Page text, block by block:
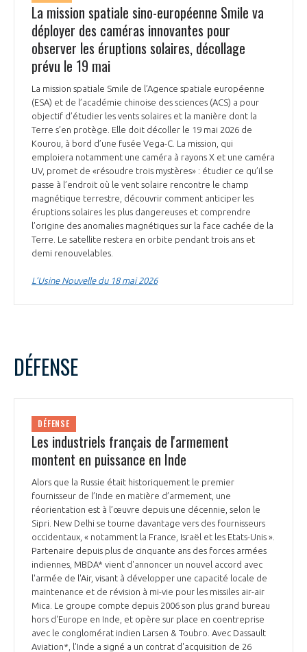
La mission spatiale sino-européenne Smile va
déployer des caméras innovantes pour
observer les éruptions solaires, décollage
prévu le 19 mai
La mission spatiale Smile de l’Agence spatiale européenne
(ESA) et de l’académie chinoise des sciences (ACS) a pour
objectif d’étudier les vents solaires et la manière dont la
Terre s’en protège. Elle doit décoller le 19 mai 2026 de
Kourou, à bord d’une fusée Vega-C. La mission, qui
emploiera notamment une caméra à rayons X et une caméra
UV, promet de «résoudre trois mystères» : étudier ce qu’il se
passe à l’endroit où le vent solaire rencontre le champ
magnétique terrestre, découvrir comment anticiper les
éruptions solaires les plus dangereuses et comprendre
l’origine des anomalies magnétiques sur la face cachée de la
Terre. Le satellite restera en orbite pendant trois ans et
demi renouvelables.
L’Usine Nouvelle du 18 mai 2026
DÉFENSE
DÉFENSE
Les industriels français de l'armement
montent en puissance en Inde
Alors que la Russie était historiquement le premier
fournisseur de l’Inde en matière d’armement, une
réorientation est à l’œuvre depuis une décennie, selon le
Sipri. New Delhi se tourne davantage vers des fournisseurs
occidentaux, « notamment la France, Israël et les Etats-Unis ».
Partenaire depuis plus de cinquante ans des forces armées
indiennes, MBDA* vient d'annoncer un nouvel accord avec
l'armée de l'Air, visant à développer une capacité locale de
maintenance et de révision à mi-vie pour les missiles air-air
Mica. Le groupe compte depuis 2006 son plus grand bureau
hors d'Europe en Inde, et opère sur place en coentreprise
avec le conglomérat indien Larsen & Toubro. Avec Dassault
Aviation*, l’Inde a signé a un contrat d'acquisition de 26